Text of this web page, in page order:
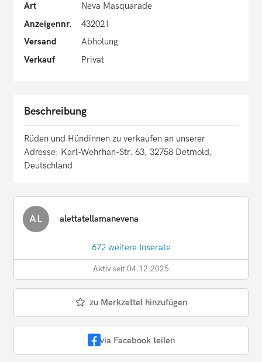
Art
Neva Masquarade
Anzeigennr.
432021
Versand
Abholung
Verkauf
Privat
Beschreibung
Rüden und Hündinnen zu verkaufen an unserer
Adresse: Karl-Wehrhan-Str. 63, 32758 Detmold,
Deutschland
AL alettatellamanevena
672 weitere Inserate
Aktiv seit 04.12.2025
zu Merkzettel hinzufügen
via Facebook teilen